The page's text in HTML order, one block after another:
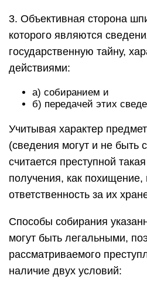
3. Объективная сторона
которого являются
государственную тайну,
действиями:
а) собиранием и
б) передачей этих
Учитывая характер
(сведения могут и не быть
считается преступной
получения, как
ответственность за их
Способы собирания
могут быть легальными,
рассматриваемого
наличие двух условий: